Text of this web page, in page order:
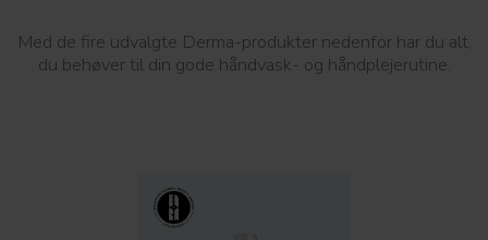
Med de fire udvalgte Derma-produkter nedenfor har du alt,
du behøver til din gode håndvask- og håndplejerutine.